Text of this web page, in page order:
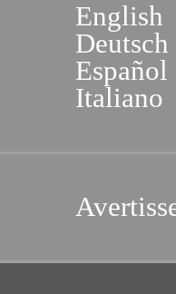
English
Deutsch
Español
Italiano